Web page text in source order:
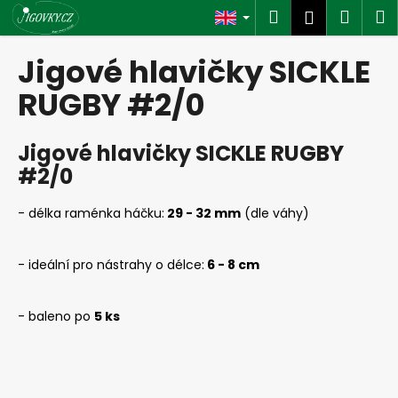
Skip
content
Search
Login
Jigové hlavičky SICKLE
RUGBY #2/0
Jigové hlavičky SICKLE RUGBY
#2/0
- délka raménka háčku: 29 - 32 mm (dle váhy)
- ideální pro nástrahy o délce: 6 - 8 cm
- baleno po 5 ks
C
a
W
h
a
t
a
r
y
u